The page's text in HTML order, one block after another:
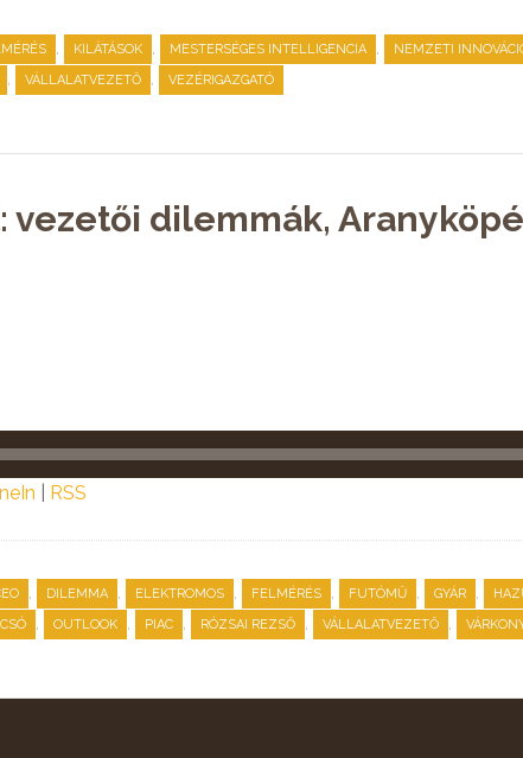
, KILÁTÁSOK , MESTERSÉGES INTELLIGENCIA , NEMZETI
, VÁLLALATVEZETŐ , VEZÉRIGAZGATÓ
dilemmák,
RSS
, DILEMMA , ELEKTROMOS , FELMÉRÉS , FUTÓMŰ , GYÁR ,
, OUTLOOK , PIAC , RÓZSAI REZSŐ , VÁLLALATVEZETŐ ,